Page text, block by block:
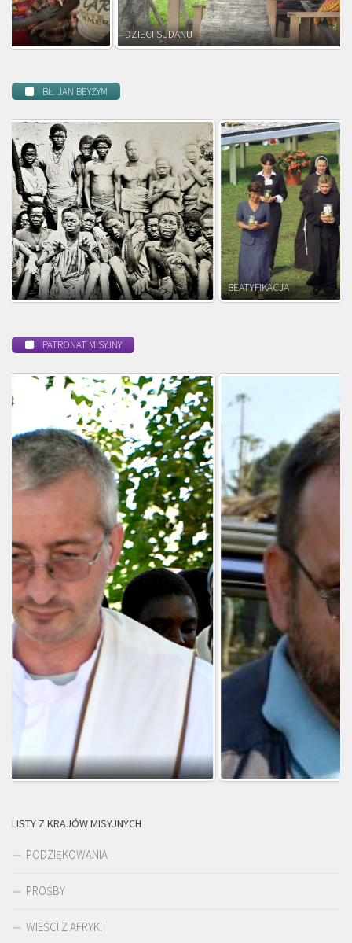
DZIECI MADAGASKARU
BŁ. JAN BEYZYM
BEATYFIKACJA
PATRONAT MISYJNY
LISTY Z KRAJÓW MISYJNYCH
PODZIĘKOWANIA
PROŚBY
WIEŚCI Z AFRYKI